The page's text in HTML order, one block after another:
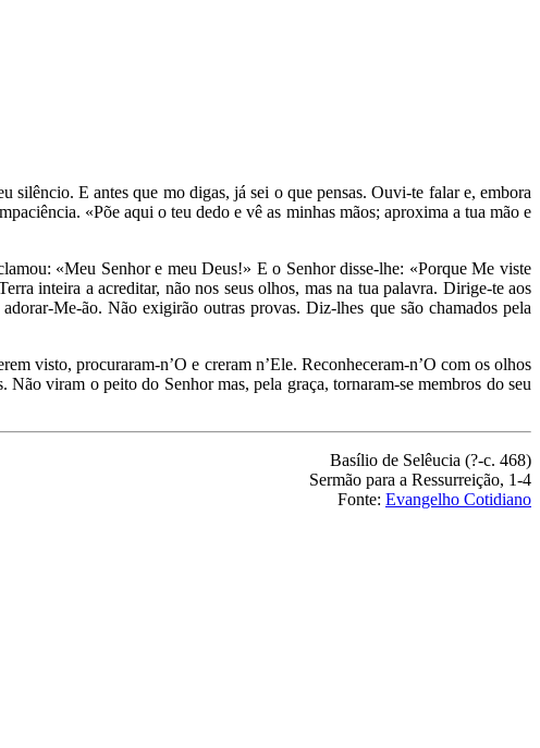
silêncio. E antes que mo digas, já sei o que pensas. Ouvi-te falar e, embora
«Põe aqui o teu dedo e vê as minhas mãos; aproxima a tua mão e
«Meu Senhor e meu Deus!» E o Senhor disse-lhe: «Porque Me viste
inteira a acreditar, não nos seus olhos, mas na tua palavra. Dirige-te aos
Me-ão. Não exigirão outras provas. Diz-lhes que são chamados pela
visto, procuraram-n’O e creram n’Ele. Reconheceram-n’O com os olhos
viram o peito do Senhor mas, pela graça, tornaram-se membros do seu
Basílio de Selêucia (?-c. 468)
Sermão para a Ressurreição, 1-4
Fonte: Evangelho Cotidiano